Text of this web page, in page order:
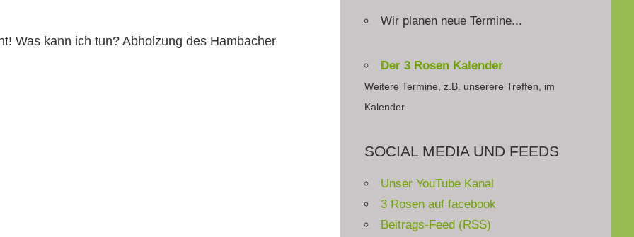
Was kann ich tun? Abholzung des Ham­bach­er
Wir planen neue Termine...
Der 3 Rosen Kalender
Weitere Termine, z.B. unserere Treffen, im
Kalender.
SOCIAL MEDIA UND FEEDS
Unser YouTube Kanal
3 Rosen auf facebook
Beitrags-Feed (RSS)